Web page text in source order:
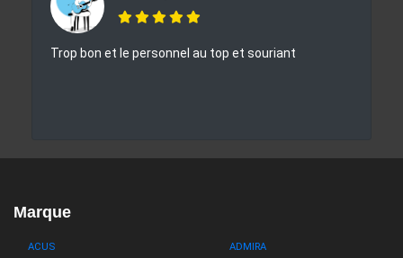
Trop bon et le personnel au top et souriant
Marque
ACUS
ADMIRA